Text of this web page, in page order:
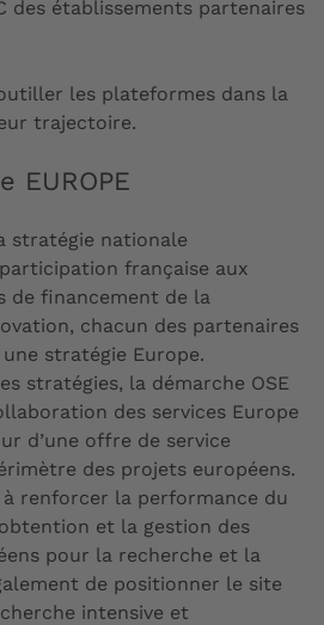
des établissements partenaires
les plateformes dans la
trajectoire.
EUROPE
stratégie nationale
française aux
de financement de la
chacun des partenaires
stratégie Europe.
stratégies, la démarche OSE
des services Europe
d’une offre de service
des projets européens.
à renforcer la performance du
et la gestion des
pour la recherche et la
de positionner le site
intensive et